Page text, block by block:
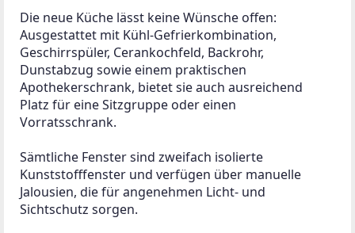
Die neue Küche lässt keine Wünsche offen:
Ausgestattet mit Kühl-Gefrierkombination,
Geschirrspüler, Cerankochfeld, Backrohr,
Dunstabzug sowie einem praktischen
Apothekerschrank, bietet sie auch ausreichend
Platz für eine Sitzgruppe oder einen
Vorratsschrank.
Sämtliche Fenster sind zweifach isolierte
Kunststofffenster und verfügen über manuelle
Jalousien, die für angenehmen Licht- und
Sichtschutz sorgen.